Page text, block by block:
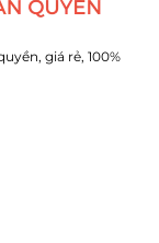
giá rẻ, 100%